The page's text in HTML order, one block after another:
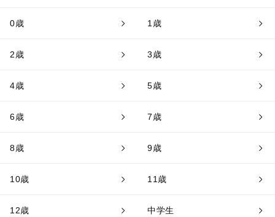
0歳 1歳
2歳 3歳
4歳 5歳
6歳 7歳
8歳 9歳
10歳 11歳
12歳 中学生